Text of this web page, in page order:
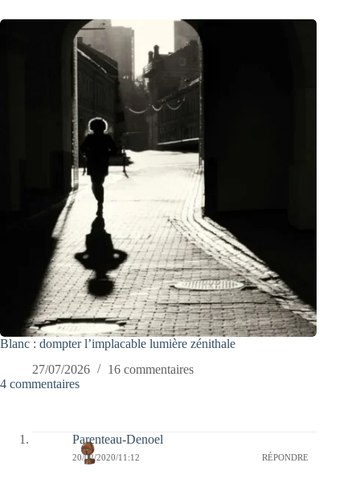
Blanc : dompter l’implacable lumière zénithale
27/07/2026
16 commentaires
4 commentaires
Parenteau-Denoel
20/02/2020/11:12 RÉPONDRE